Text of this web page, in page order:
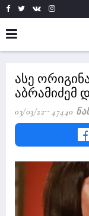
ასე
აბრამიძემ
03/03/22 47440